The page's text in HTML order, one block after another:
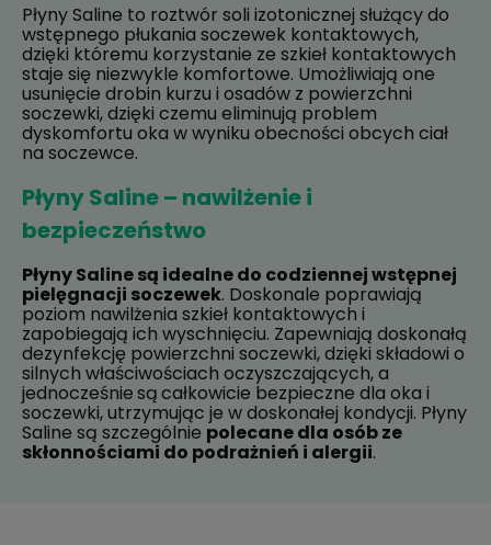
Płyny Saline to roztwór soli izotonicznej służący do
wstępnego płukania soczewek kontaktowych,
dzięki któremu korzystanie ze szkieł kontaktowych
staje się niezwykle komfortowe. Umożliwiają one
usunięcie drobin kurzu i osadów z powierzchni
soczewki, dzięki czemu eliminują problem
dyskomfortu oka w wyniku obecności obcych ciał
na soczewce.
Płyny Saline – nawilżenie i
bezpieczeństwo
Płyny Saline są idealne do codziennej wstępnej
pielęgnacji soczewek. Doskonale poprawiają
poziom nawilżenia szkieł kontaktowych i
zapobiegają ich wyschnięciu. Zapewniają doskonałą
dezynfekcję powierzchni soczewki, dzięki składowi o
silnych właściwościach oczyszczających, a
jednocześniesącałkowicie bezpieczne dla oka i
soczewki, utrzymując je w doskonałej kondycji. Płyny
Saline są szczególnie polecane dla osób ze
skłonnościami do podrażnień i alergii.